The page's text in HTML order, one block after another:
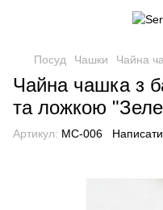
Посуд Чашки Чайна
Чайна чашка з
та ложкою
Артикул: MC-006 Написати